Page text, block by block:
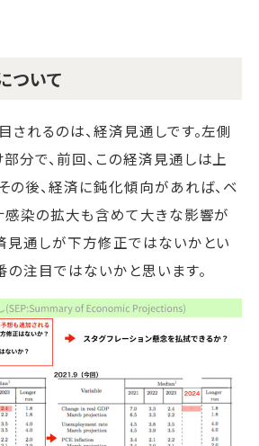
ついて
されるのは、経済見通しです。左側
分で、前回、この経済見通しは上
の後、経済に鈍化傾向があれば、ベ
感染の拡大も含めて大きな影響が
見通しが下方修正ではないかとい
の注目ではないかと思います。